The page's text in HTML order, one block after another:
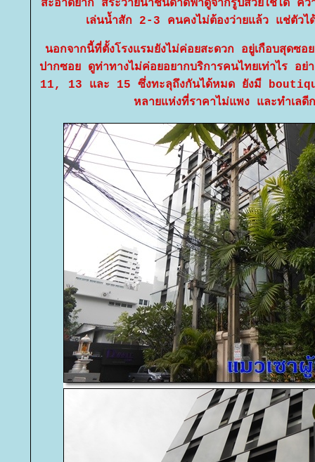
สะอาดยาก สระว่ายน้ำชั้นดาดฟ้าดูจากรูปสวยใช้ได้ คว
เล่นน้ำสัก 2-3 คนคงไม่ต้องว่ายแล้ว แช่ตัวได้
นอกจากนี้ที่ตั้งโรงแรมยังไม่ค่อยสะดวก อยู่เกือบสุดซ
ปากซอย ดูท่าทางไม่ค่อยอยากบริการคนไทยเท่าไร อ
11, 13 และ 15 ซึ่งทะลุถึงกันได้หมด ยังมี
หลายแห่งที่ราคาไม่แพง และทำเลดี